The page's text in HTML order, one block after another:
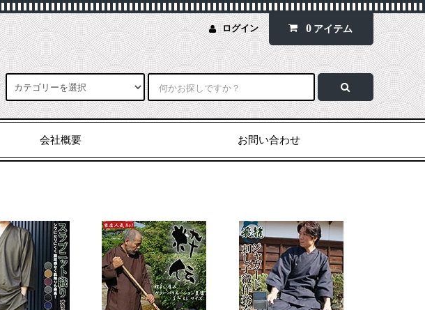
ログイン 0 アイテム
会社概要 お問い合わせ